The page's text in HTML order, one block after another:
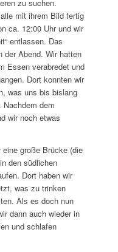
zu suchen.
mit ihrem Bild fertig
ca. 12:00 Uhr und wir
entlassen. Das
der Abend. Wir hatten
Essen verabredet und
Dort konnten wir
was uns bis bislang
dem
wir noch etwas
große Brücke (die
den südlichen
Dort haben wir
was zu trinken
Als es doch nun
dann auch wieder in
und schlafen